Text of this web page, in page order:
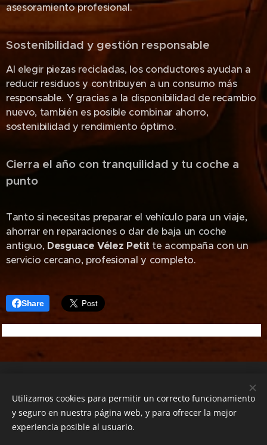
asesoramiento profesional.
Sostenibilidad y gestión responsable
Al elegir piezas recicladas, los conductores ayudan a
reducir residuos y contribuyen a un consumo más
responsable. Y gracias a la disponibilidad de recambio
nuevo, también es posible combinar ahorro,
sostenibilidad y rendimiento óptimo.
Cierra el año con tranquilidad y tu coche a
punto
Tanto si necesitas preparar el vehículo para un viaje,
ahorrar en reparaciones o dar de baja un coche
antiguo, Desguace Vélez Petitte acompaña con un
servicio cercano, profesional y completo.
Share
C/ Mossen Antoni Paradis 18, Santa Oliva, 43710 (+34)
977679737
2026
Desguace Vélez Petit – Desguace en Santa Oliva, Tarragona |
Utilizamos cookies para permitir un correcto funcionamiento
y seguro en nuestra página web, y para ofrecer la mejor
experiencia posible al usuario.